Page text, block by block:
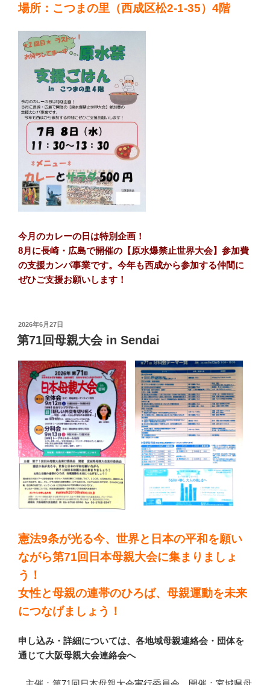
場所：こつまの里（西成区松2-1-35）4階
今月のカレーの日は特別企画！
8月に長崎・広島で開催の【原水爆禁止世界大会】参加費
の支援カンパ事業です。 今年も西成から参加する仲間に
ぜひご支援お願いします！
投
稿
日:
2026年6月27日
第71回母親大会 in Sendai
憲法9条が光る今、世界と日本の平和を願い
ながら第71回日本母親大会に集まりましょ
う！
女性と母親の連帯のひろば、母親運動を未来
につなげましょう！
申し込み・詳細については、各地域母親連絡会・団体を
通じて大阪母親大会連絡会へ